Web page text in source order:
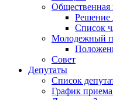
Список
Молодежный
Совет
Депутаты
Список
График